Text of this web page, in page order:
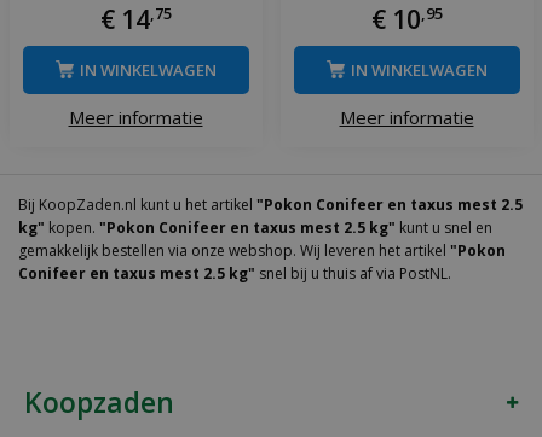
€ 14,75
Meer informatie
IN WINKELWAGEN
€ 10,95
Meer informatie
IN WINKELWAGEN
Bij KoopZaden.nl kunt u het artikel "Pokon Conifeer en taxus mest 2.5
kg" kopen. "Pokon Conifeer en taxus mest 2.5 kg" kunt u snel en
gemakkelijk bestellen via onze webshop. Wij leveren het artikel "Pokon
Conifeer en taxus mest 2.5 kg" snel bij u thuis af via PostNL.
Koopzaden